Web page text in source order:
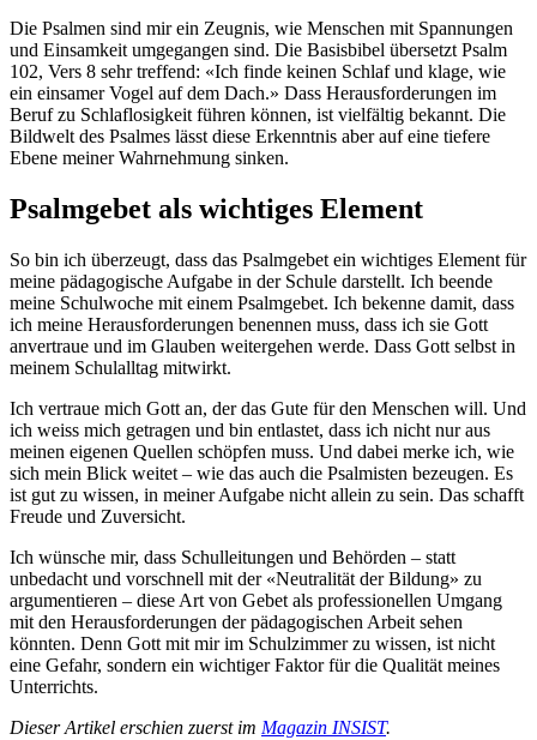
Die Psalmen sind mir ein Zeugnis, wie Menschen mit Spannungen
und Einsamkeit umgegangen sind. Die Basisbibel übersetzt Psalm
102, Vers 8 sehr treffend: «Ich finde keinen Schlaf und klage, wie
ein einsamer Vogel auf dem Dach.» Dass Herausforderungen im
Beruf zu Schlaflosigkeit führen können, ist vielfältig bekannt. Die
Bildwelt des Psalmes lässt diese Erkenntnis aber auf eine tiefere
Ebene meiner Wahrnehmung sinken.
Psalmgebet als wichtiges Element
So bin ich überzeugt, dass das Psalmgebet ein wichtiges Element für
meine pädagogische Aufgabe in der Schule darstellt. Ich beende
meine Schulwoche mit einem Psalmgebet. Ich bekenne damit, dass
ich meine Herausforderungen benennen muss, dass ich sie Gott
anvertraue und im Glauben weitergehen werde. Dass Gott selbst in
meinem Schulalltag mitwirkt.
Ich vertraue mich Gott an, der das Gute für den Menschen will. Und
ich weiss mich getragen und bin entlastet, dass ich nicht nur aus
meinen eigenen Quellen schöpfen muss. Und dabei merke ich, wie
sich mein Blick weitet – wie das auch die Psalmisten bezeugen. Es
ist gut zu wissen, in meiner Aufgabe nicht allein zu sein. Das schafft
Freude und Zuversicht.
Ich wünsche mir, dass Schulleitungen und Behörden – statt
unbedacht und vorschnell mit der «Neutralität der Bildung» zu
argumentieren – diese Art von Gebet als professionellen Umgang
mit den Herausforderungen der pädagogischen Arbeit sehen
könnten. Denn Gott mit mir im Schulzimmer zu wissen, ist nicht
eine Gefahr, sondern ein wichtiger Faktor für die Qualität meines
Unterrichts.
Dieser Artikel erschien zuerst im Magazin INSIST.